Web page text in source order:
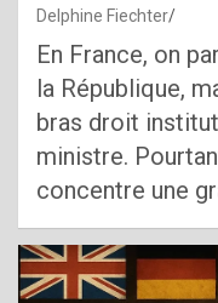
Delphine Fiechter
En France, on
la République,
bras droit
ministre.
concentre une